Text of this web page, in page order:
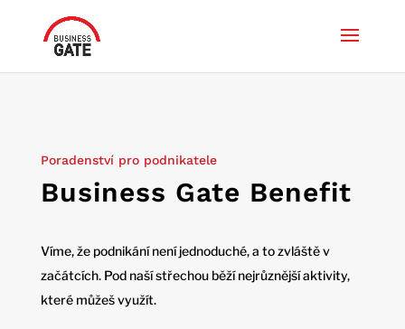
Poradenství pro podnikatele
Business Gate Benefit
Víme, že podnikání není jednoduché, a to zvláště v
začátcích. Pod naší střechou běží nejrůznější aktivity,
které můžeš využít.